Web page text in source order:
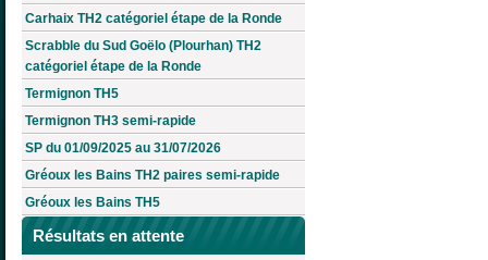
Carhaix TH2 catégoriel étape de la Ronde
Scrabble du Sud Goëlo (Plourhan) TH2
catégoriel étape de la Ronde
Termignon TH5
Termignon TH3 semi-rapide
SP du 01/09/2025 au 31/07/2026
Gréoux les Bains TH2 paires semi-rapide
Gréoux les Bains TH5
Résultats en attente